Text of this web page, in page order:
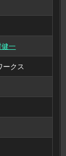
定
ル
イ
ク）
一
ークス